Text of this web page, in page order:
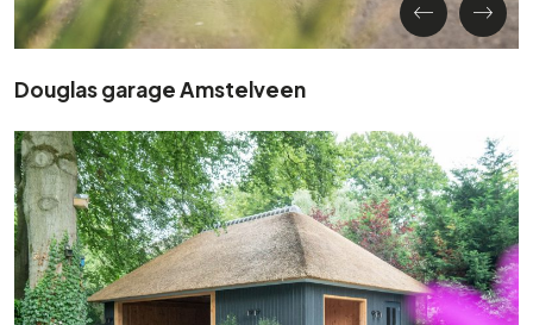
Douglas garage Amstelveen